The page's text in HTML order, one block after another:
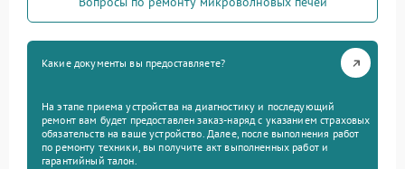
Какие документы вы предоставляете?
На этапе приема устройства на диагностику и последующий
ремонт вам будет предоставлен заказ-наряд с указанием страховых
обязательств на ваше устройство. Далее, после выполнения работ
по ремонту техники, вы получите акт выполненных работ и
гарантийный талон.